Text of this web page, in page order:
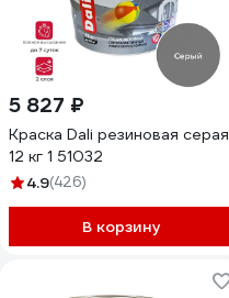
5 827 ₽
Краска Dali резиновая серая
12 кг 1 51032
4.9(426)
В корзину